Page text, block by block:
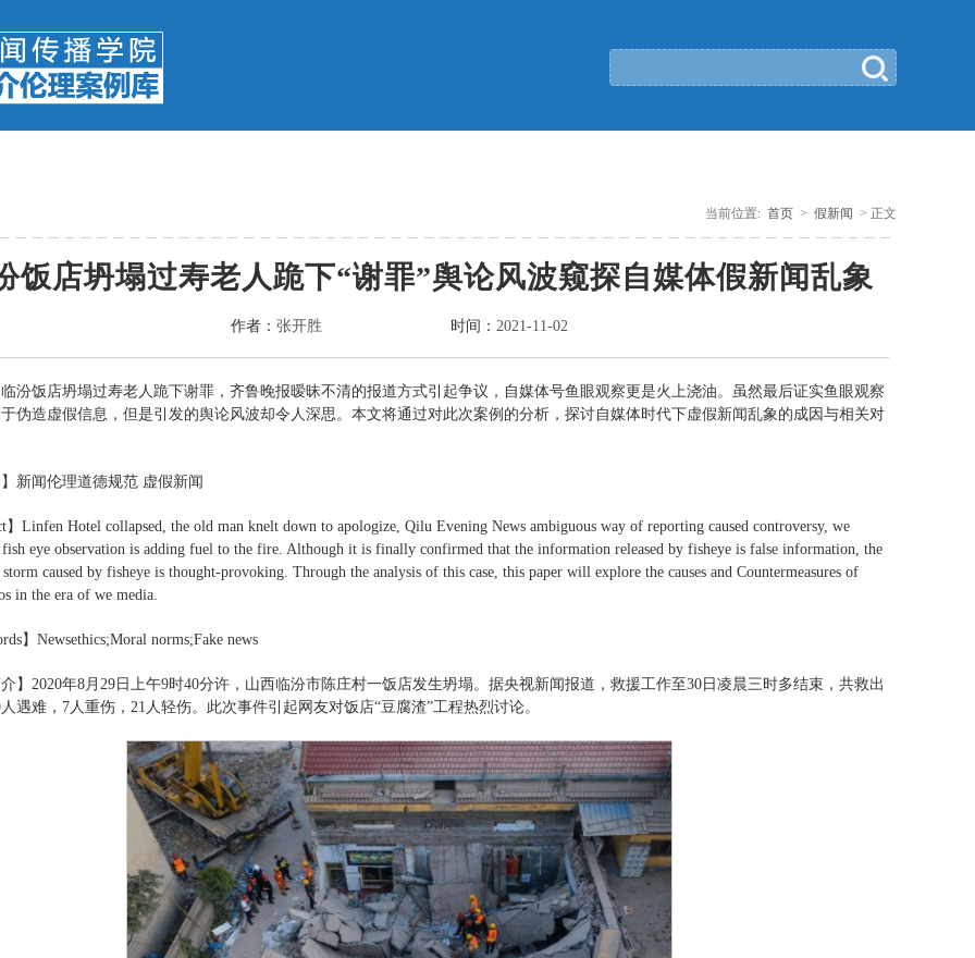
当前位置: 首页 > 假新闻 > 正文
饭店坍塌过寿老人跪下“谢罪”舆论风波窥探自媒体假新闻乱象
作者： 张开胜 时间： 2021-11-02
临汾饭店坍塌过寿老人跪下谢罪，齐鲁晚报暧昧不清的报道方式引起争议，自媒体号鱼眼观察更是火上浇油。虽然最后证实鱼眼观察
伪造虚假信息，但是引发的舆论风波却令人深思。本文将通过对此次案例的分析，探讨自媒体时代下虚假新闻乱象的成因与相关对
】新闻伦理道德规范 虚假新闻
】Linfen Hotel collapsed, the old man knelt down to apologize, Qilu Evening News ambiguous way of reporting caused controversy, we
fish eye observation is adding fuel to the fire. Although it is finally confirmed that the information released by fisheye is false information, the
caused by fisheye is thought-provoking. Through the analysis of this case, this paper will explore the causes and Countermeasures of
in the era of we media.
】Newsethics;Moral norms;Fake news
介】2020年8月29日上午9时40分许，山西临汾市陈庄村一饭店发生坍塌。据央视新闻报道，救援工作至30日凌晨三时多结束，共救出
遇难，7人重伤，21人轻伤。此次事件引起网友对饭店“豆腐渣”工程热烈讨论。